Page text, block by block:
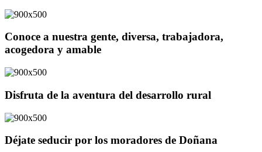
Conoce a nuestra gente, diversa, trabajadora,
acogedora y amable
Disfruta de la aventura del desarrollo rural
Déjate seducir por los moradores de Doñana